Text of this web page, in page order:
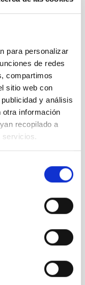
para personalizar
de redes
compartimos
sitio web con
y análisis
otra información
recopilado a
servicios.